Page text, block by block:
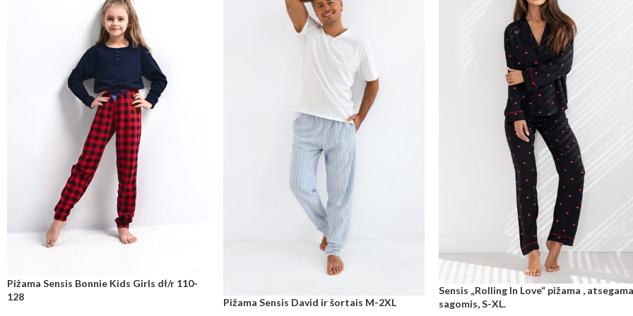
Piżama Sensis Bonnie Kids Girls dł/r 110-
128
Pižama Sensis David ir šortais M-2XL
Sensis „Rolling In Love“ pižama , atsegama
sagomis, S-XL.